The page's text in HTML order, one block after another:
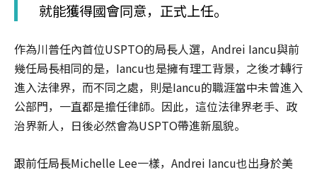
就能獲得國會同意，正式上任。
作為川普任內首位USPTO的局長人選，Andrei Iancu與前
幾任局長相同的是，Iancu也是擁有理工背景，之後才轉行
進入法律界，而不同之處，則是Iancu的職涯當中未曾進入
公部門，一直都是擔任律師。因此，這位法律界老手、政
治界新人，日後必然會為USPTO帶進新風貌。
跟前任局長Michelle Lee一樣，Andrei Iancu也出身於美